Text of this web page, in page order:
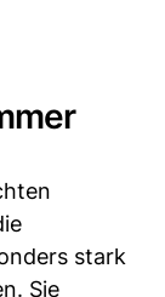
stark
Sie